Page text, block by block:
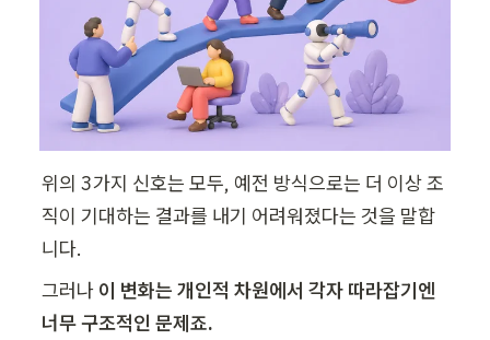
위의 3가지 신호는 모두, 예전 방식으로는 더 이상 조
직이 기대하는 결과를 내기 어려워졌다는 것을 말합
니다.
그러나 이 변화는 개인적 차원에서 각자 따라잡기엔
너무 구조적인 문제죠.